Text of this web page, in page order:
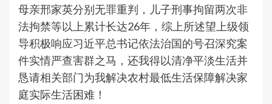
母亲邢家英分别无罪重判，儿子刑事拘留两次非
法拘禁等以上累计长达26年，综上所述望上级领
导积极响应习近平总书记依法治国的号召深究案
件实情严查害群之马，还我得以清净平淡生活并
恳请相关部门为我解决农村最低生活保障解决家
庭实际生活困难！